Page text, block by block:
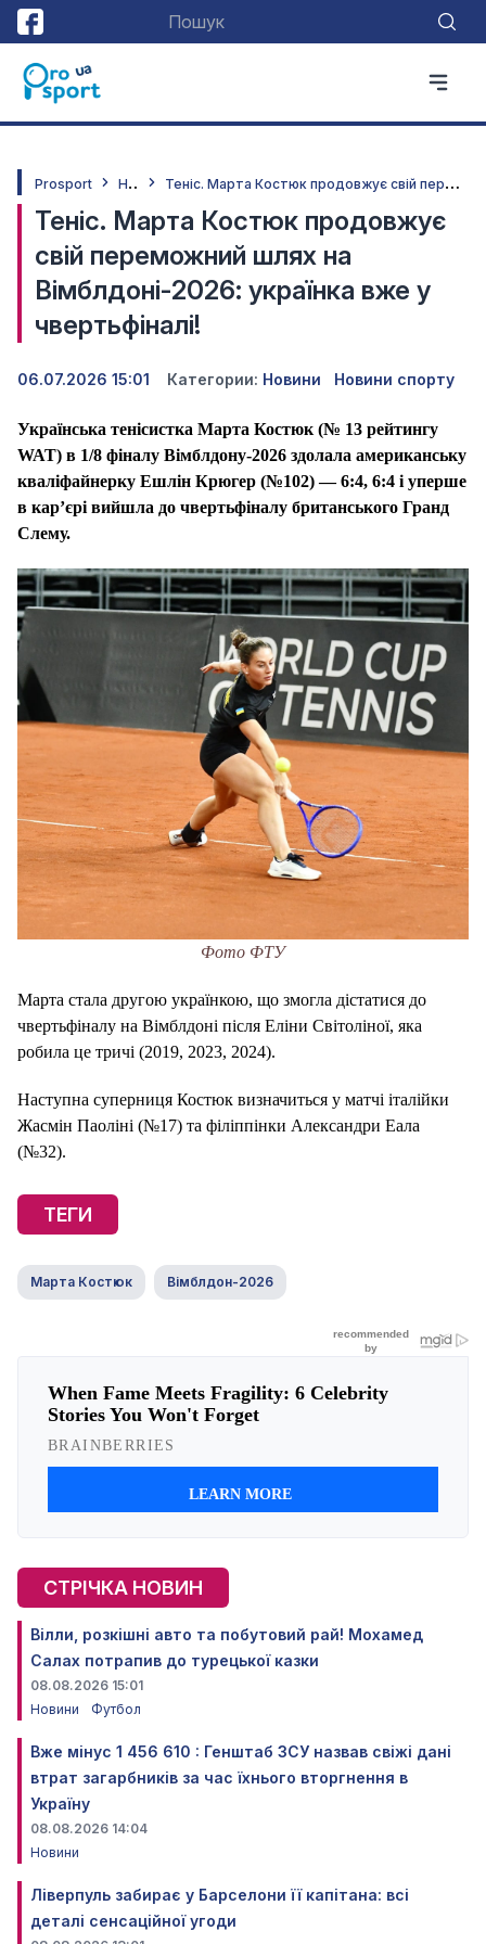
Prosport Н
овини Т
еніс. Марта Костюк продовжує свій переможний шлях на Вімблдоні-2026: українка вже у чвертьфіналі!
Теніс. Марта Костюк продовжує
свій переможний шлях на
Вімблдоні-2026: українка вже у
чвертьфіналі!
06.07.2026 15:01 Категории: Новини Новини спорту
Українська тенісистка Марта Костюк (№ 13 рейтингу
WAT) в 1/8 фіналу Вімблдону-2026 здолала американську
кваліфайнерку Ешлін Крюгер (№102) — 6:4, 6:4 і уперше
в кар’єрі вийшла до чвертьфіналу британського Гранд
Слему.
Фото ФТУ
Марта стала другою українкою, що змогла дістатися до
чвертьфіналу на Вімблдоні після Еліни Світоліної, яка
робила це тричі (2019, 2023, 2024).
Наступна суперниця Костюк визначиться у матчі італійки
Жасмін Паоліні (№17) та філіппінки Александри Еала
(№32).
ТЕГИ
Марта Костюк Вімблдон-2026
СТРІЧКА НОВИН
Вілли, розкішні авто та побутовий рай! Мохамед
Салах потрапив до турецької казки
08.08.2026 15:01
Новини
Футбол
Вже мінус 1 456 610 : Генштаб ЗСУ назвав свіжі дані
втрат загарбників за час їхнього вторгнення в
Україну
08.08.2026 14:04
Новини
Ліверпуль забирає у Барселони її капітана: всі
деталі сенсаційної угоди